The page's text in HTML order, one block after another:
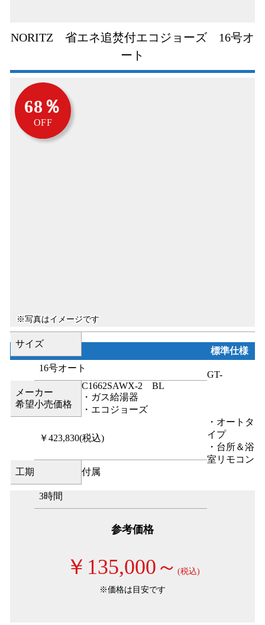
NORITZ 省エネ追焚付エコジョーズ 16号オ
ート
68％
OFF
サイズ
16号オート
メーカー
希望小売価格
￥423,830(税込)
工期
3時間
標準仕様
GT-
C1662SAWX-2 BL
・ガス給湯器
・エコジョーズ
・オートタ
イプ
・台所＆浴
室リモコン
付属
参考価格
￥135,000～ (税込)
※価格は目安です